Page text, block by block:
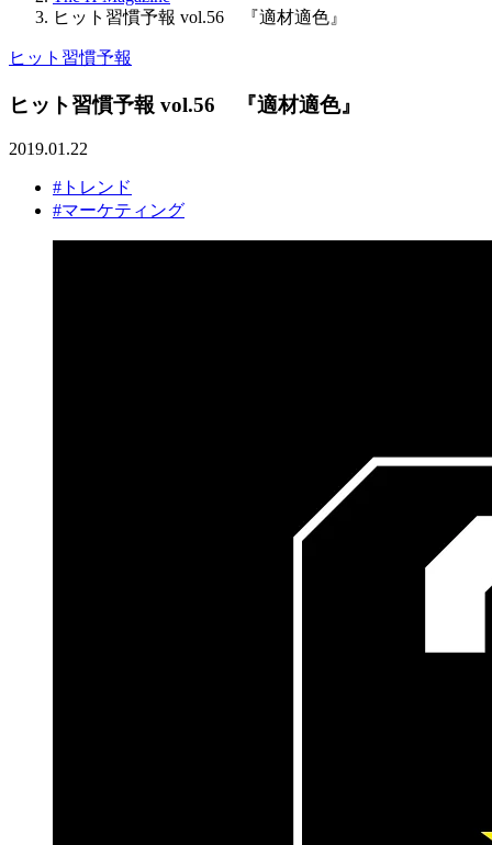
ヒット習慣予報 vol.56 『適材適色』
ヒット習慣予報
ヒット習慣予報 vol.56 『適材適色』
2019.01.22
#トレンド
#マーケティング